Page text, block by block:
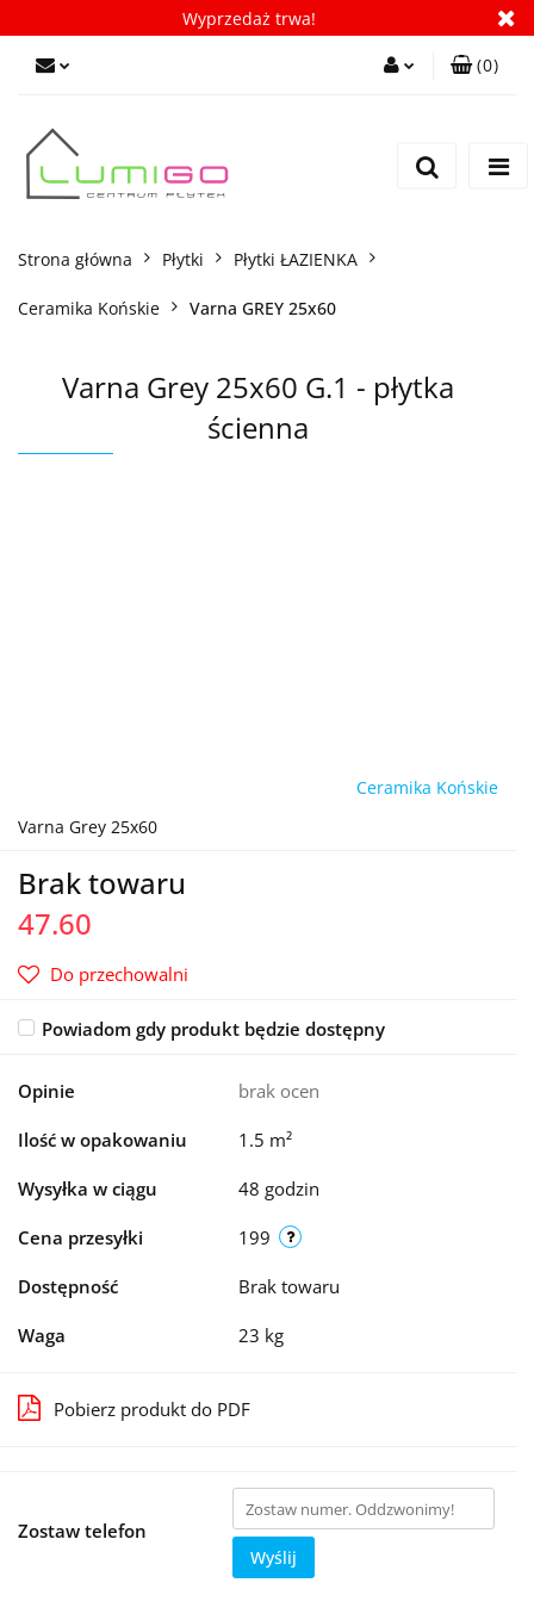
Wyprzedaż trwa!
(0)
Strona główna Płytki Płytki ŁAZIENKA
Ceramika Końskie Varna GREY 25x60
Varna Grey 25x60 G.1 - płytka
ścienna
Ceramika Końskie
Varna Grey 25x60
Brak towaru
47.60
Do przechowalni
Powiadom gdy produkt będzie dostępny
Opinie brak ocen
Ilość w opakowaniu 1.5 m²
Wysyłka w ciągu 48 godzin
Cena przesyłki 199
Dostępność Brak towaru
Waga 23 kg
Pobierz produkt do PDF
Zostaw telefon
Wyślij